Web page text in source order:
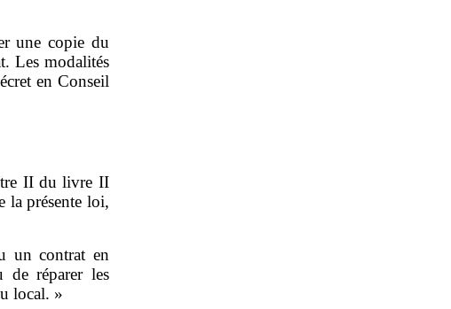
une copie du
Les modalités
en Conseil
II du livre II
la présente loi,
un contrat en
de réparer les
local. »